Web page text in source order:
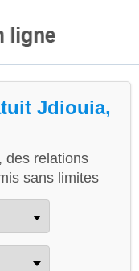
Jdiouia,
des relations
sans limites